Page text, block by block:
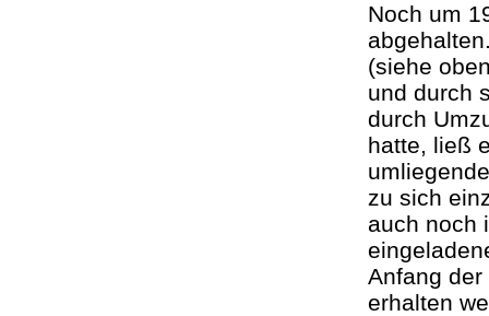
Noch um
(siehe
und durch
durch
hatte, ließ
zu sich
auch noch
Anfang
erhalten